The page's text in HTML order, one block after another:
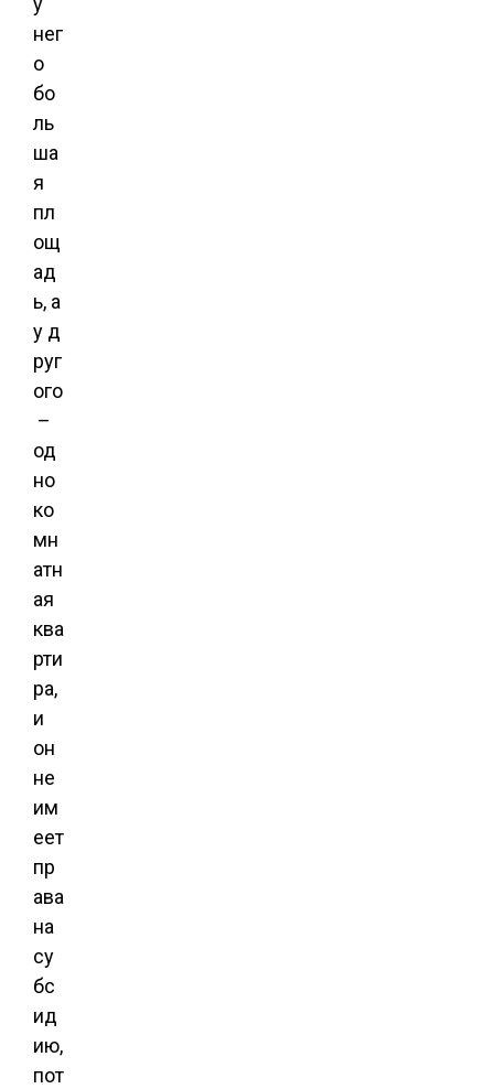
нег
о
бо
ль
ша
я
пл
ощ
ад
ь, а
у д
руг
ого
–
од
но
ко
мн
атн
ая
ква
рти
ра,
и
он
не
им
еет
пр
ава
на
су
бс
ид
ию,
пот